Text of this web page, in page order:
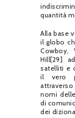
quantità
Alla base
il globo
Cowboy,
Hill[29]
satelliti e
il vero
nomi
di
dei